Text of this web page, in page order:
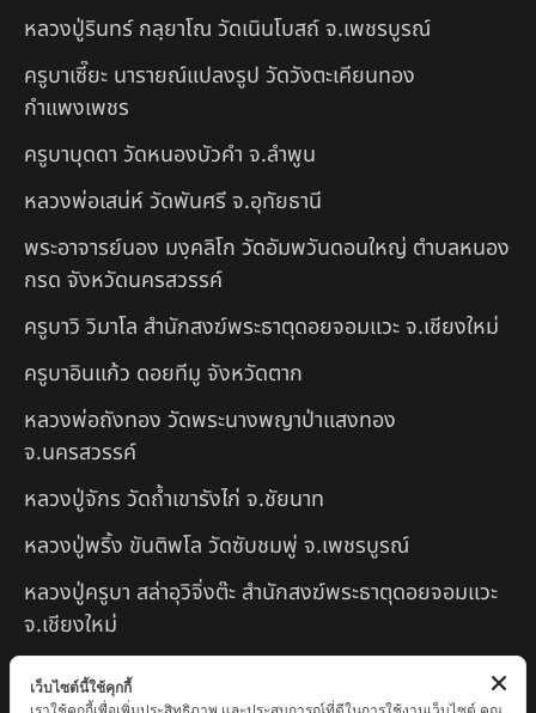
หลวงปู่รินทร์ กลฺยาโณ วัดเนินโบสถ์ จ.เพชรบูรณ์
ครูบาเซี๊ยะ นารายณ์แปลงรูป วัดวังตะเคียนทอง
กำแพงเพชร
ครูบาบุดดา วัดหนองบัวคํา จ.ลําพูน
หลวงพ่อเสน่ห์ วัดพันศรี จ.อุทัยธานี
พระอาจารย์นอง มงฺคลิโก วัดอัมพวันดอนใหญ่ ตำบลหนอง
กรด จังหวัดนครสวรรค์
ครูบาวิ วิมาโล สำนักสงฆ์พระธาตุดอยจอมแวะ จ.เชียงใหม่
ครูบาอินแก้ว ดอยทีมู จังหวัดตาก
หลวงพ่อถังทอง วัดพระนางพญาป่าแสงทอง
จ.นครสวรรค์
หลวงปู่จักร วัดถ้ำเขารังไก่ จ.ชัยนาท
หลวงปู่พริ้ง ขันติพโล วัดซับชมพู่ จ.เพชรบูรณ์
หลวงปู่ครูบา สล่าอุวิจิ่งต๊ะ สำนักสงฆ์พระธาตุดอยจอมแวะ
จ.เชียงใหม่
หลวงพ่อแป๋ว วัดดาวเรือง จ.สิงห์บุรี
เว็บไซต์นี้ใช้คุกกี้